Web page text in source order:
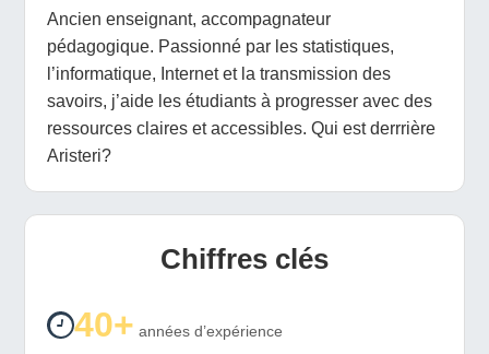
Ancien enseignant, accompagnateur
pédagogique. Passionné par les statistiques,
l’informatique, Internet et la transmission des
savoirs, j’aide les étudiants à progresser avec des
ressources claires et accessibles. Qui est derrrière
Aristeri?
Chiffres clés
40+ années d’expérience